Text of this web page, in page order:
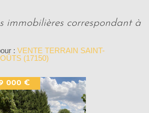
: VENTE TERRAIN SAINT-
(17150)
000 €